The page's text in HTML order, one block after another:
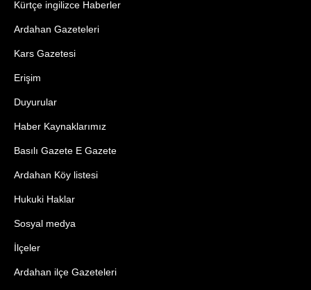
Kürtçe ingilizce Haberler
Ardahan Gazeteleri
Kars Gazetesi
Erişim
Duyurular
Haber Kaynaklarımız
Basılı Gazete E Gazete
Ardahan Köy listesi
Hukuki Haklar
Sosyal medya
İlçeler
Ardahan ilçe Gazeteleri